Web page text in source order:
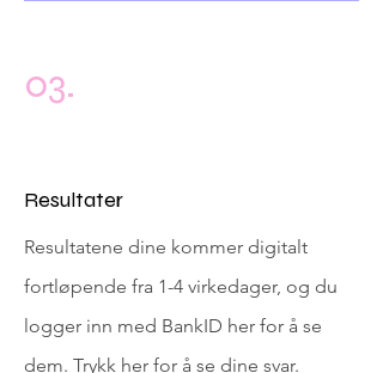
03.
Resultater
Resultatene dine kommer digitalt
fortløpende fra 1-4 virkedager, og du
logger inn med BankID her for å se
dem. Trykk her for å se dine svar.